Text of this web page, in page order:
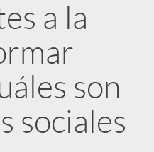
a la
son
sociales